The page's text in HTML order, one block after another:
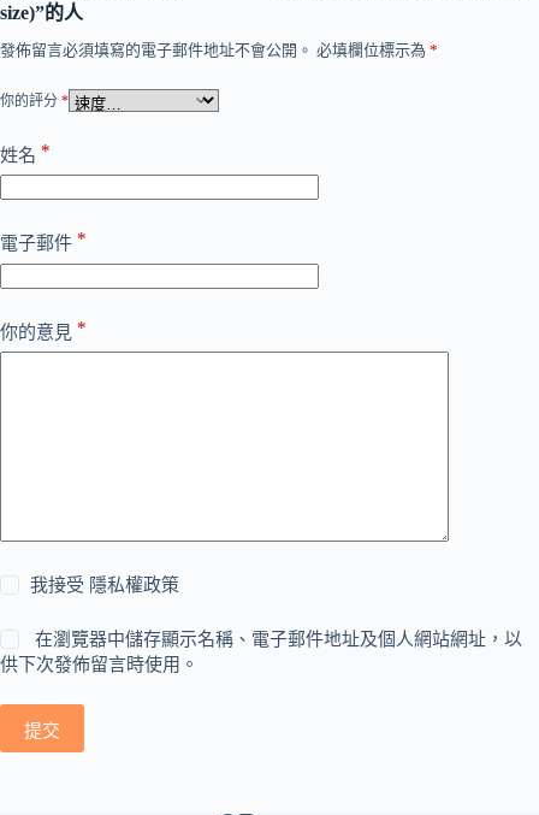
size)”的人
發佈留言必須填寫的電子郵件地址不會公開。 必填欄位標示為 *
你的評分 *
姓名 *
電子郵件 *
你的意見 *
我接受 隱私權政策
在瀏覽器中儲存顯示名稱、電子郵件地址及個人網站網址，以
供下次發佈留言時使用。
提交